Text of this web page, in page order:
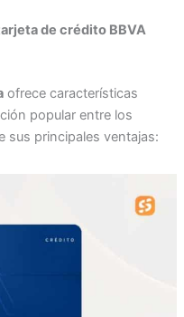
de crédito BBVA
ofrece características
popular entre los
sus principales ventajas: